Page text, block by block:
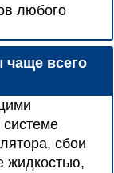
любого
чаще всего
сбои
жидкостью,